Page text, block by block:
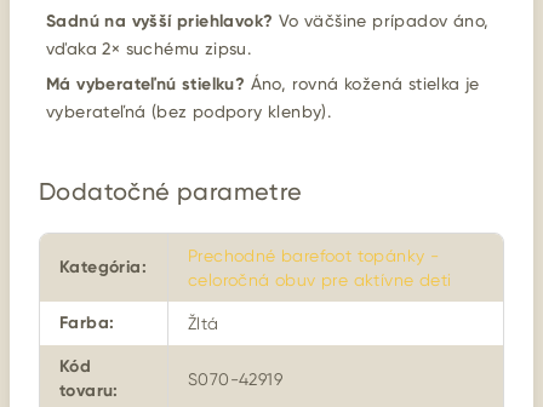
Sadnú na vyšší priehlavok? Vo väčšine prípadov áno,
vďaka 2× suchému zipsu.
Má vyberateľnú stielku? Áno, rovná kožená stielka je
vyberateľná (bez podpory klenby).
Dodatočné parametre
Kategória:
Prechodné barefoot topánky -
celoročná obuv pre aktívne deti
Farba: Žltá
Kód
tovaru:
S070-42919